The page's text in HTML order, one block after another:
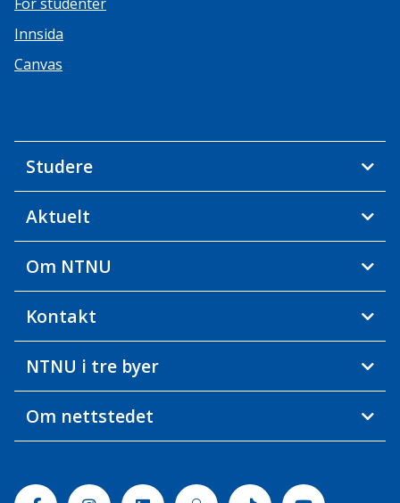
For studenter
Innsida
Canvas
Studere
Aktuelt
Om NTNU
Kontakt
NTNU i tre byer
Om nettstedet